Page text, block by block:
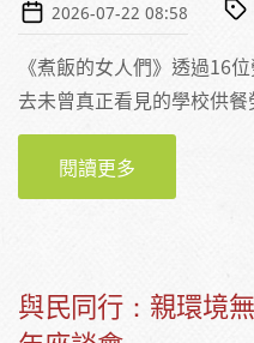
2026-07-22 08:58
《煮飯的女人們》透過16
去未曾真正看見的學校供
閱讀更多
與民同行：親環境